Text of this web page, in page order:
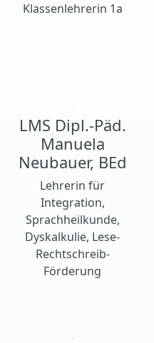
Klassenlehrerin 1a
LMS Dipl.-Päd.
Manuela
Neubauer, BEd
Lehrerin für
Integration,
Sprachheilkunde,
Dyskalkulie, Lese-
Rechtschreib-
Förderung